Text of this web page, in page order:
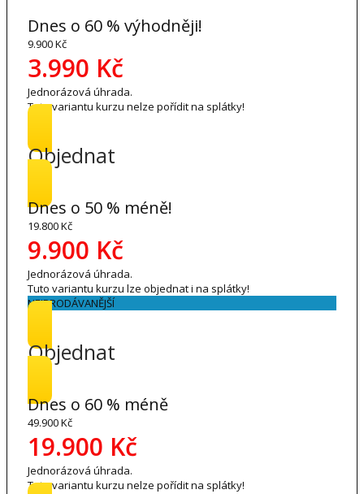
Dnes o 60 % výhodněji!
9.900 Kč
3.990 Kč
Jednorázová úhrada.
Tuto variantu kurzu nelze pořídit na splátky!
Objednat
Dnes o 50 % méně!
19.800 Kč
9.900 Kč
Jednorázová úhrada.
Tuto variantu kurzu lze objednat i na splátky!
NEJPRODÁVANĚJŠÍ
Objednat
Dnes o 60 % méně
49.900 Kč
19.900 Kč
Jednorázová úhrada.
Tuto variantu kurzu nelze pořídit na splátky!